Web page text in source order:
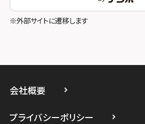
スマホスピタル立川
※外部サイトに遷移します
会社概要
プライバシーポリシー